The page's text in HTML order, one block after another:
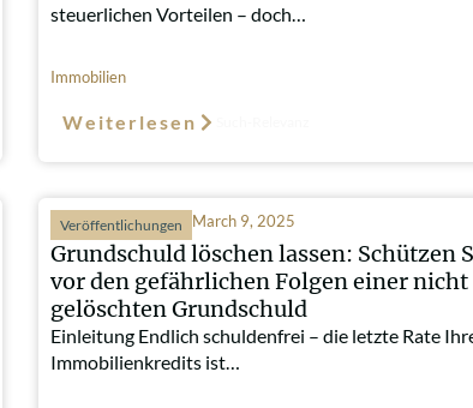
steuerlichen Vorteilen – doch…
Immobilien
Weiterlesen
Veröffentlichungen March 9, 2025
Grundschuld löschen lassen: Schützen
vor den gefährlichen Folgen einer nicht
gelöschten Grundschuld
Einleitung Endlich schuldenfrei – die letzte Rate
Immobilienkredits ist…